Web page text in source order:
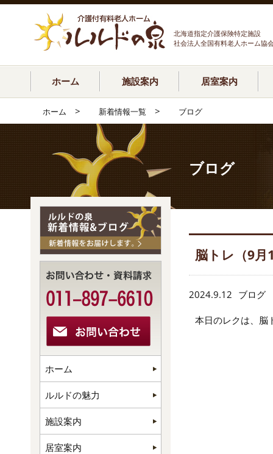
北海道指定介護保険特定施設
社会法人全国有料老人ホーム協
ホーム 施設案内 居室案内
ホーム > 新着情報一覧 > ブログ
ブログ
脳トレ（9月
2024.9.12 ブログ
本日のレクは、脳
ホーム
ルルドの魅力
施設案内
居室案内